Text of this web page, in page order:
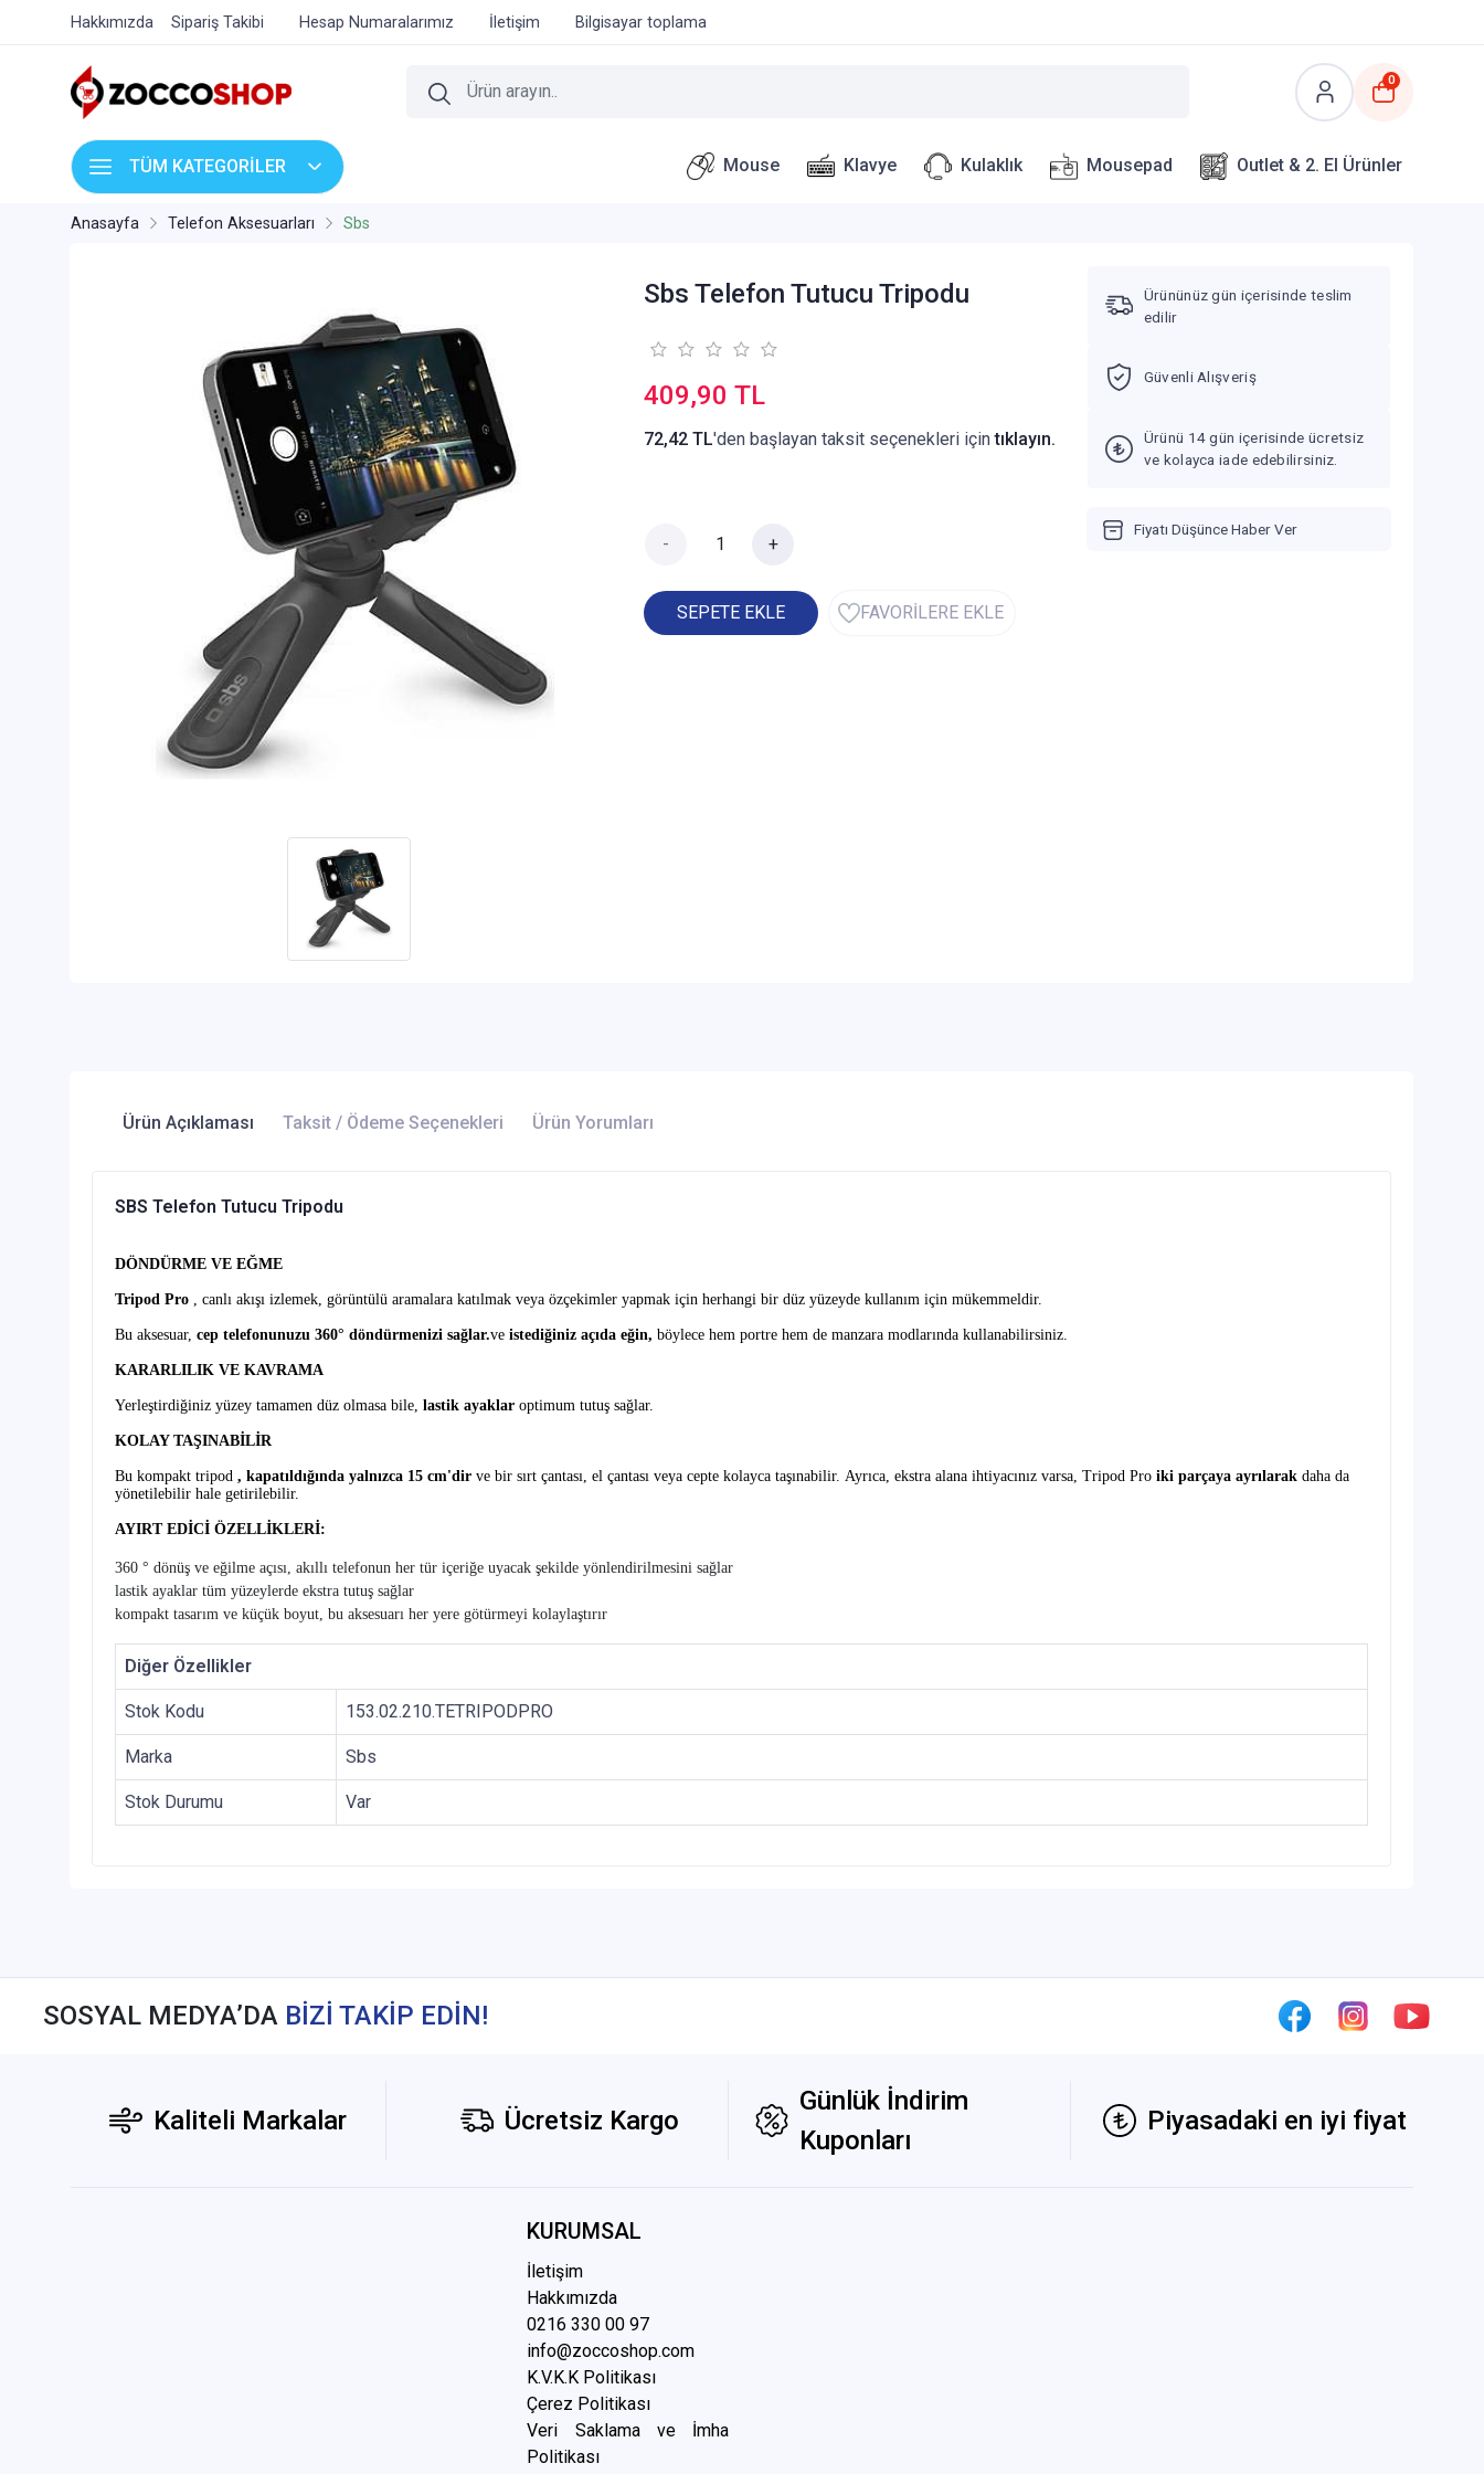
Hakkımızda Sipariş Takibi Hesap Numaralarımız İletişim Bilgisayar toplama
0
TÜM KATEGORİLER Mouse Klavye Kulaklık Mousepad Outlet & 2. El Ürünler
Anasayfa Telefon Aksesuarları Sbs
Sbs Telefon Tutucu Tripodu
409,90 TL
72,42 TL'den başlayan taksit seçenekleri içintıklayın.
- +
SEPETE EKLE FAVORİLERE EKLE
Ürününüz gün içerisinde teslim
edilir
Güvenli Alışveriş
Ürünü 14 gün içerisinde ücretsiz
ve kolayca iade edebilirsiniz.
Fiyatı Düşünce Haber Ver
Ürün Açıklaması Taksit / Ödeme Seçenekleri Ürün Yorumları
SBS Telefon Tutucu Tripodu
DÖNDÜRME VE EĞME
Tripod Pro canlı akışı izlemek, görüntülü aramalara katılmak veya özçekimler yapmak için herhangi bir düz yüzeyde kullanım için mükemmeldir.
Bu aksesuar, cep telefonunuzu 360° döndürmenizi sağlar.ve istediğiniz açıda eğin, böylece hem portre hem de manzara modlarında kullanabilirsiniz.
KARARLILIK VE KAVRAMA
Yerleştirdiğiniz yüzey tamamen düz olmasa bile, lastik ayaklar optimum tutuş sağlar.
KOLAY TAŞINABİLİR
Bu kompakt tripod , kapatıldığında yalnızca 15 cm'dir ve bir sırt çantası, el çantası veya cepte kolayca taşınabilir. Ayrıca, ekstra alana ihtiyacınız varsa, Tripod Pro iki parçaya ayrılarak daha da
yönetilebilir hale getirilebilir.
AYIRT EDİCİ ÖZELLİKLERİ:
360 ° dönüş ve eğilme açısı, akıllı telefonun her tür içeriğe uyacak şekilde yönlendirilmesini sağlar
lastik ayaklar tüm yüzeylerde ekstra tutuş sağlar
kompakt tasarım ve küçük boyut, bu aksesuarı her yere götürmeyi kolaylaştırır
Diğer Özellikler
Stok Kodu 153.02.210.TETRIPODPRO
Marka Sbs
Stok Durumu Var
SOSYAL MEDYA’DA BİZİ TAKİP EDİN!
Kaliteli Markalar Ücretsiz Kargo
Günlük İndirim
Kuponları
Piyasadaki en iyi fiyat
KURUMSAL
İletişim
Hakkımızda
0216 330 00 97
info@zoccoshop.com
K.V.K.K Politikası
Çerez Politikası
Veri Saklama ve İmha
Politikası